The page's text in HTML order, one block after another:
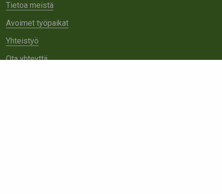
Tietoa meistä
Avoimet työpaikat
Yhteistyö
Ota yhteyttä